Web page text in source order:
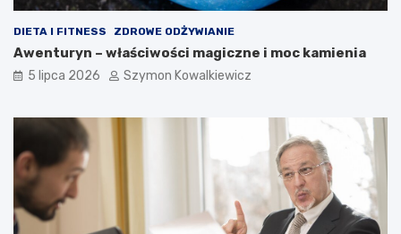
DIETA I FITNESS ZDROWE ODŻYWIANIE
Awenturyn – właściwości magiczne i moc kamienia
5 lipca 2026 Szymon Kowalkiewicz